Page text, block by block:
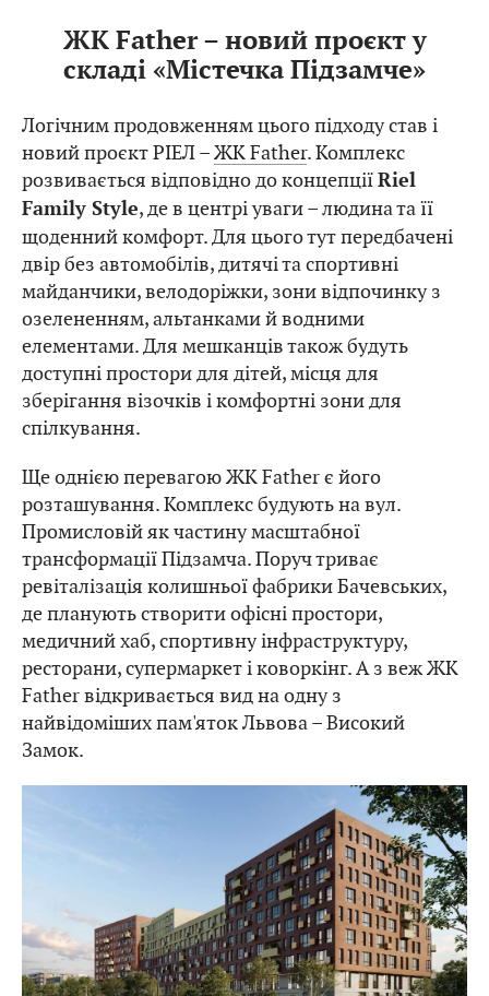
ЖК Father – новий проєкт у
складі «Містечка Підзамче»
Логічним продовженням цього підходу став і
новий проєкт РІЕЛ –ЖК Father. Комплекс
розвивається відповідно до концепціїRiel
Family Style, де в центрі уваги – людина та її
щоденний комфорт. Для цього тут передбачені
двір без автомобілів, дитячі та спортивні
майданчики, велодоріжки, зони відпочинку з
озелененням, альтанками й водними
елементами. Для мешканців також будуть
доступні простори для дітей, місця для
зберігання візочків і комфортні зони для
спілкування.
Ще однією перевагою ЖК Father є його
розташування. Комплекс будують на вул.
Промисловій як частину масштабної
трансформації Підзамча. Поруч триває
ревіталізація колишньої фабрики Бачевських,
де планують створити офісні простори,
медичний хаб, спортивну інфраструктуру,
ресторани, супермаркет і коворкінг. А з веж ЖК
Father відкривається вид на одну з
найвідоміших пам'яток Львова – Високий
Замок.